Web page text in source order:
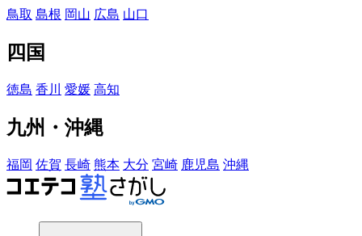
鳥取 島根 岡山 広島 山口
四国
徳島 香川 愛媛 高知
九州・沖縄
福岡 佐賀 長崎 熊本 大分 宮崎 鹿児島 沖縄